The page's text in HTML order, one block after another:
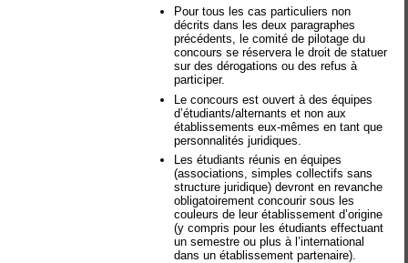
Pour tous les cas particuliers non
décrits dans les deux paragraphes
précédents, le comité de pilotage du
concours se réservera le droit de statuer
sur des dérogations ou des refus à
participer.
Le concours est ouvert à des équipes
d’étudiants/alternants et non aux
établissements eux-mêmes en tant que
personnalités juridiques.
Les étudiants réunis en équipes
(associations, simples collectifs sans
structure juridique) devront en revanche
obligatoirement concourir sous les
couleurs de leur établissement d’origine
(y compris pour les étudiants effectuant
un semestre ou plus à l’international
dans un établissement partenaire).